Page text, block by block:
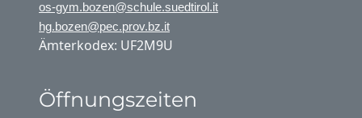
os-gym.bozen@schule.suedtirol.it
hg.bozen@pec.prov.bz.it
Ämterkodex: UF2M9U
Öffnungszeiten